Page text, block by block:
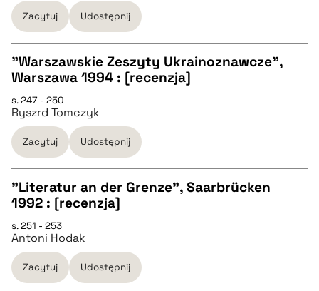
pobierz cytat
Zacytuj Udostępnij
pobierz cytat
BIBTEX
pobierz cytat
"Warszawskie Zeszyty Ukrainoznawcze",
Warszawa 1994 : [recenzja]
s. 247 - 250
Ryszrd Tomczyk
Zacytuj Udostępnij
CZYSTY TEKST
pobierz cytat
"Literatur an der Grenze", Saarbrücken
1992 : [recenzja]
s. 251 - 253
Antoni Hodak
Zacytuj Udostępnij